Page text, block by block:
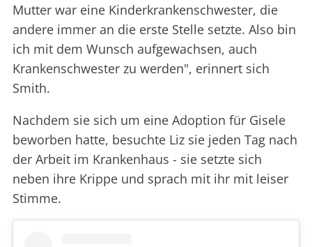
Mutter war eine Kinderkrankenschwester, die
andere immer an die erste Stelle setzte. Also bin
ich mit dem Wunsch aufgewachsen, auch
Krankenschwester zu werden", erinnert sich
Smith.
Nachdem sie sich um eine Adoption für Gisele
beworben hatte, besuchte Liz sie jeden Tag nach
der Arbeit im Krankenhaus - sie setzte sich
neben ihre Krippe und sprach mit ihr mit leiser
Stimme.